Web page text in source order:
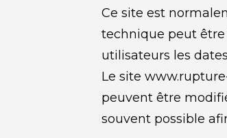
Ce site est
technique peut être
utilisateurs les
Le site
peuvent être
souvent possible